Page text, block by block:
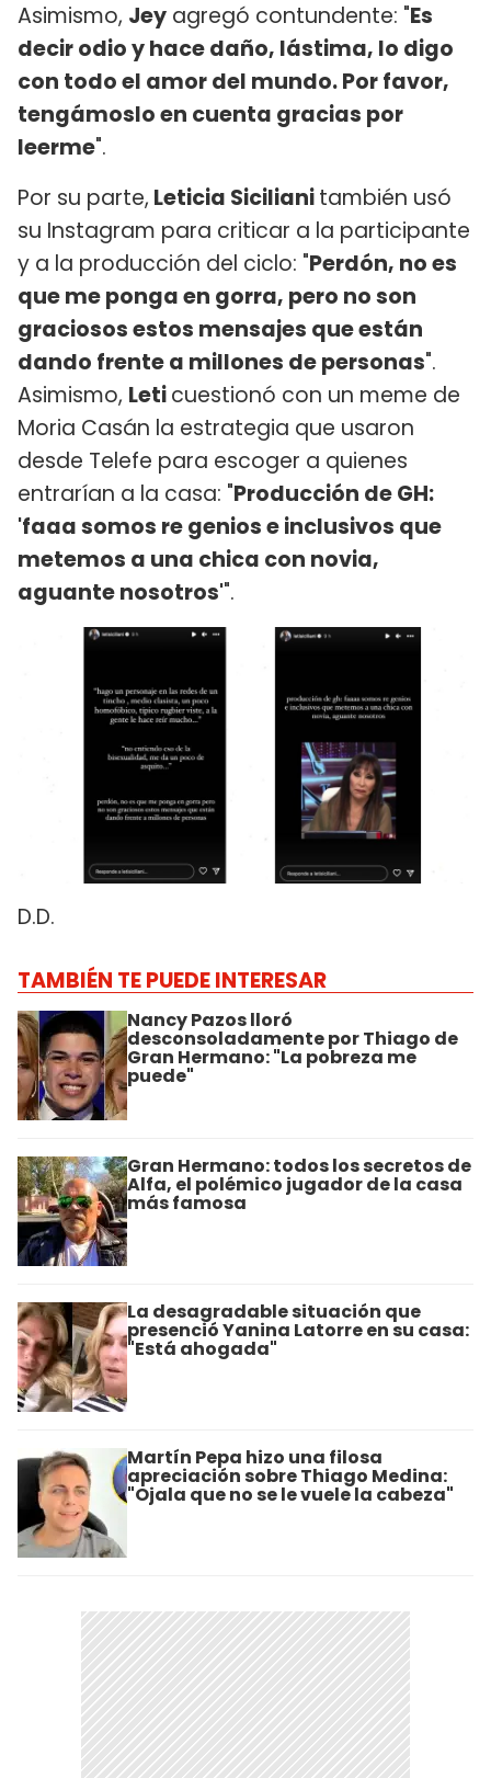
Asimismo, Jey agregó contundente: "Es
decir odio y hace daño, lástima, lo digo
con todo el amor del mundo. Por favor,
tengámoslo en cuenta gracias por
leerme".
Por su parte, Leticia Sicilianitambién usó
su Instagram para criticar a la participante
y a la producción del ciclo: "Perdón, no es
que me ponga en gorra, pero no son
graciosos estos mensajes que están
dando frente a millones de personas".
Asimismo, Leticuestionó con un meme de
Moria Casán la estrategia que usaron
desde Telefe para escoger a quienes
entrarían a la casa: "Producción de GH:
'faaa somos re genios e inclusivos que
metemos a una chica con novia,
aguante nosotros'".
D.D.
TAMBIÉN TE PUEDE INTERESAR
Nancy Pazos lloró
desconsoladamente por Thiago de
Gran Hermano: "La pobreza me
puede"
Gran Hermano: todos los secretos de
Alfa, el polémico jugador de la casa
más famosa
La desagradable situación que
presenció Yanina Latorre en su casa:
"Está ahogada"
Martín Pepa hizo una filosa
apreciación sobre Thiago Medina:
"Ojala que no se le vuele la cabeza"